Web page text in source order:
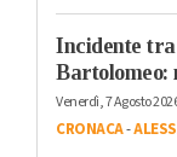
Incidente tra
Bartolomeo:
Venerdì, 7 Agosto
CRONACA-